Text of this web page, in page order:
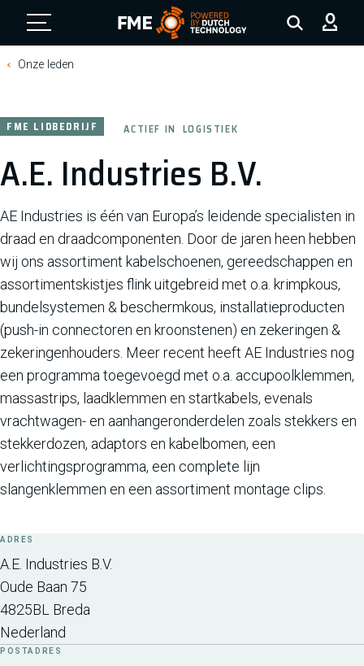
FME Logo, to the homepage
Onze leden
A.E. Industries B.V.
FME LIDBEDRIJF ACTIEF IN LOGISTIEK
AE Industries is één van Europa’s leidende specialisten in
draad en draadcomponenten. Door de jaren heen hebben
wij ons assortiment kabelschoenen, gereedschappen en
assortimentskistjes flink uitgebreid met o.a. krimpkous,
bundelsystemen & beschermkous, installatieproducten
(push-in connectoren en kroonstenen) en zekeringen &
zekeringenhouders. Meer recent heeft AE Industries nog
een programma toegevoegd met o.a. accupoolklemmen,
massastrips, laadklemmen en startkabels, evenals
vrachtwagen- en aanhangeronderdelen zoals stekkers en
stekkerdozen, adaptors en kabelbomen, een
verlichtingsprogramma, een complete lijn
slangenklemmen en een assortiment montage clips.
ADRES
A.E. Industries B.V.
Oude Baan 75
4825BL Breda
Nederland
POSTADRES